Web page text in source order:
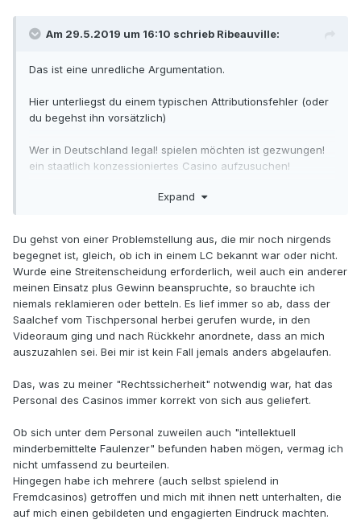
Am 29.5.2019 um 16:10 schrieb Ribeauville:
Das ist eine unredliche Argumentation.
Hier unterliegst du einem typischen Attributionsfehler (oder
du begehst ihn vorsätzlich)
Wer in Deutschland legal! spielen möchten ist gezwungen!
ein staatlich konzessioniertes Casino aufzusuchen!
Da die meisten Angestellten Deutscher Casinos intellektuell
Transparenz geboten, das der Kunde (gegenenfalls unter
Hinzuziehung des eh anwesenden Finanzbeamten) Einsicht
in die Video Aufnahme erhält.
Ich wollte Dich sehen wenn irgendein Schlingel Deinen
Einsatz auf EC eskamotiert, (Vielleicht in einem Casino in
dem du nicht bekannt bist) und du vergeblich reklamierst
bzw um Nachschau bittest.
Rechtssicherheit in finanziellen Dingen, so darf ich
unterstellen, findet deine ungeteilte Zustimmung.
der Unklarheit bestehen muss ist klar.
Jedwede Bittsteller Attitude , in die man vom
Casinopersonal durch deren Untätigkeit und Widerwillen
gedrängt wird ist nicht angemessen.
Deutsche Gerichte werden regelmäßig wegen weit
Expand
Du gehst von einer Problemstellung aus, die mir noch nirgends
begegnet ist, gleich, ob ich in einem LC bekannt war oder nicht.
Wurde eine Streitenscheidung erforderlich, weil auch ein anderer
meinen Einsatz plus Gewinn beanspruchte, so brauchte ich
niemals reklamieren oder betteln. Es lief immer so ab, dass der
Saalchef vom Tischpersonal herbei gerufen wurde, in den
Videoraum ging und nach Rückkehr anordnete, dass an mich
auszuzahlen sei. Bei mir ist kein Fall jemals anders abgelaufen.
Das, was zu meiner "Rechtssicherheit" notwendig war, hat das
Personal des Casinos immer korrekt von sich aus geliefert.
Ob sich unter dem Personal zuweilen auch "intellektuell
minderbemittelte Faulenzer" befunden haben mögen, vermag ich
nicht umfassend zu beurteilen.
Hingegen habe ich mehrere (auch selbst spielend in
Fremdcasinos) getroffen und mich mit ihnen nett unterhalten, die
auf mich einen gebildeten und engagierten Eindruck machten.